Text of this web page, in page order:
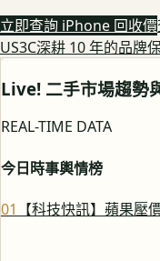
立即查詢 iPhone 回收價
US3C深耕 10 年的品牌
Live! 二手市場趨勢
REAL-TIME DATA
今日時事輿情榜
01 【科技快訊】蘋果